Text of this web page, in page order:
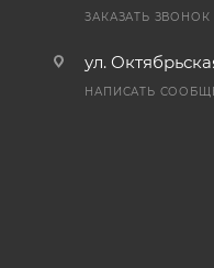
ЗАКАЗАТЬ ЗВОНОК
ул.
НАПИСАТЬ